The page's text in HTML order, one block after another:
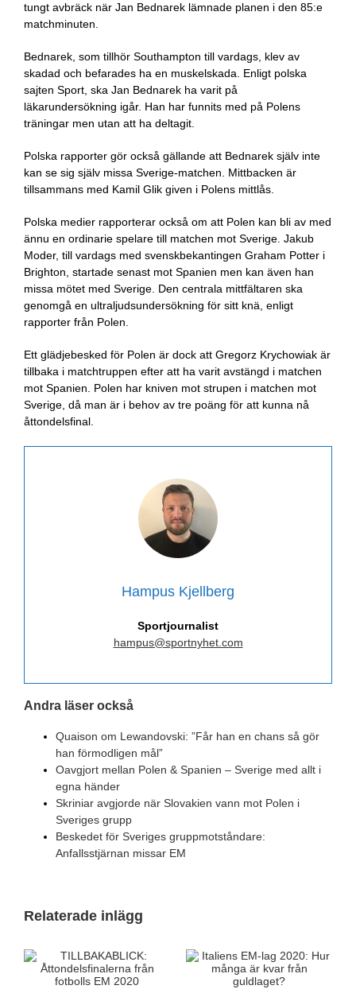
tungt avbräck när Jan Bednarek lämnade planen i den 85:e
matchminuten.
Bednarek, som tillhör Southampton till vardags, klev av
skadad och befarades ha en muskelskada. Enligt polska
sajten Sport, ska Jan Bednarek ha varit på
läkarundersökning igår. Han har funnits med på Polens
träningar men utan att ha deltagit.
Polska rapporter gör också gällande att Bednarek själv inte
kan se sig själv missa Sverige-matchen. Mittbacken är
tillsammans med Kamil Glik given i Polens mittlås.
Polska medier rapporterar också om att Polen kan bli av med
ännu en ordinarie spelare till matchen mot Sverige. Jakub
Moder, till vardags med svenskbekantingen Graham Potter i
Brighton, startade senast mot Spanien men kan även han
missa mötet med Sverige. Den centrala mittfältaren ska
genomgå en ultraljudsundersökning för sitt knä, enligt
rapporter från Polen.
Ett glädjebesked för Polen är dock att Gregorz Krychowiak är
tillbaka i matchtruppen efter att ha varit avstängd i matchen
mot Spanien. Polen har kniven mot strupen i matchen mot
Sverige, då man är i behov av tre poäng för att kunna nå
åttondelsfinal.
Hampus Kjellberg
Sportjournalist
hampus@sportnyhet.com
Andra läser också
Quaison om Lewandovski: ”Får han en chans så gör
han förmodligen mål”
Oavgjort mellan Polen & Spanien – Sverige med allt i
egna händer
Skriniar avgjorde när Slovakien vann mot Polen i
Sveriges grupp
Beskedet för Sveriges gruppmotståndare:
Anfallsstjärnan missar EM
Relaterade inlägg